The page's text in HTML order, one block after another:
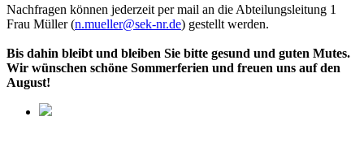
Nachfragen können jederzeit per mail an die Abteilungsleitung 1
Frau Müller (n.mueller@sek-nr.de) gestellt werden.
Bis dahin bleibt und bleiben Sie bitte gesund und guten Mutes.
Wir wünschen schöne Sommerferien und freuen uns auf den
August!